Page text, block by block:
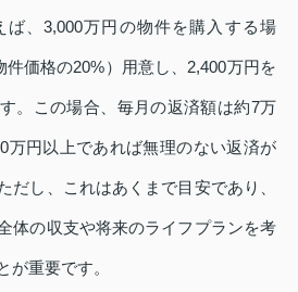
ば、3,000万円の物件を購入する場
価格の20%）用意し、2,400万円を
。この場合、毎月の返済額は約7万
万円以上であれば無理のない返済が
だし、これはあくまで目安であり、
体の収支や将来のライフプランを考
が重要です。